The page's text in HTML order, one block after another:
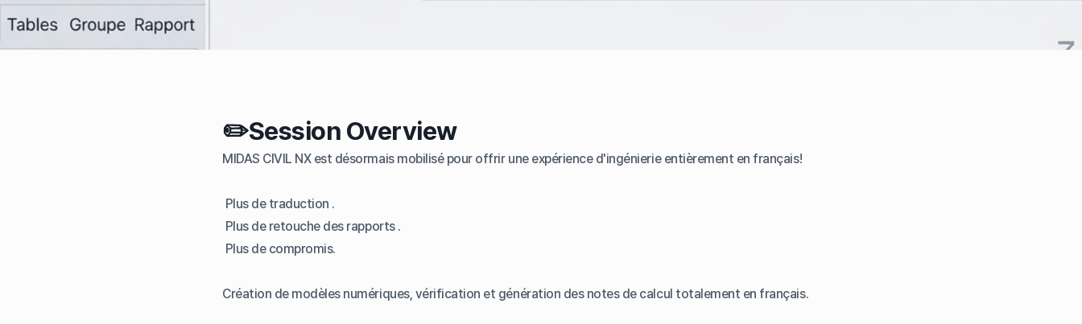
✏️Session Overview
MIDAS CIVIL NX est désormais mobilisé pour offrir une expérience d'ingénierie entièrement en français!
Plus de traduction .
Plus de retouche des rapports .
Plus de compromis.
Création de modèles numériques, vérification et génération des notes de calcul totalement en français.